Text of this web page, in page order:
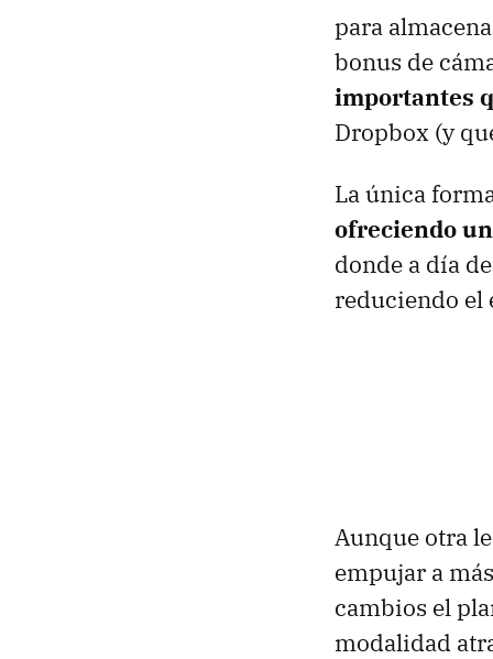
para
bonus de
importantes
Dropbox (y
La única
ofreciendo
donde a día
reduciendo el
Aunque otra
empujar a
cambios el
modalidad